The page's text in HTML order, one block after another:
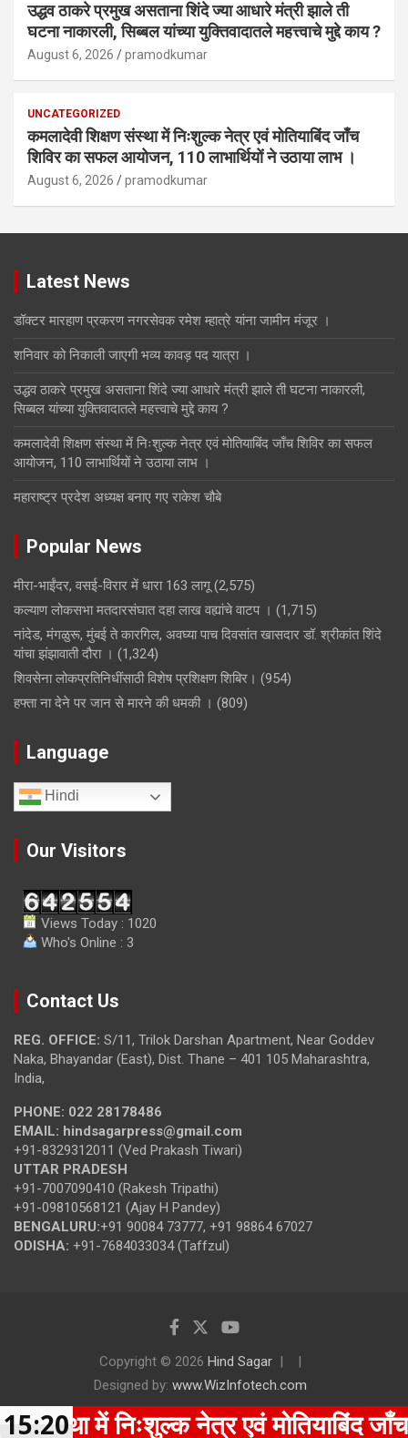
उद्धव ठाकरे प्रमुख असताना शिंदे ज्या आधारे मंत्री झाले ती
घटना नाकारली, सिब्बल यांच्या युक्तिवादातले महत्त्वाचे मुद्दे काय ?
August 6, 2026 pramodkumar
UNCATEGORIZED
कमलादेवी शिक्षण संस्था में निःशुल्क नेत्र एवं मोतियाबिंद जाँच
शिविर का सफल आयोजन, 110 लाभार्थियों ने उठाया लाभ ।
August 6, 2026 pramodkumar
Latest News
डॉक्टर मारहाण प्रकरण नगरसेवक रमेश म्हात्रे यांना जामीन मंजूर ।
शनिवार को निकाली जाएगी भव्य कावड़ पद यात्रा ।
उद्धव ठाकरे प्रमुख असताना शिंदे ज्या आधारे मंत्री झाले ती घटना नाकारली,
सिब्बल यांच्या युक्तिवादातले महत्त्वाचे मुद्दे काय ?
कमलादेवी शिक्षण संस्था में निःशुल्क नेत्र एवं मोतियाबिंद जाँच शिविर का सफल
आयोजन, 110 लाभार्थियों ने उठाया लाभ ।
महाराष्ट्र प्रदेश अध्यक्ष बनाए गए राकेश चौबे
Popular News
मीरा-भाईंदर, वसई-विरार में धारा 163 लागू (2,575)
कल्याण लोकसभा मतदारसंघात दहा लाख वह्यांचे वाटप । (1,715)
नांदेड, मंगळुरू, मुंबई ते कारगिल, अवघ्या पाच दिवसांत खासदार डॉ. श्रीकांत शिंदे
यांचा झंझावाती दौरा । (1,324)
शिवसेना लोकप्रतिनिधींसाठी विशेष प्रशिक्षण शिबिर। (954)
हफ्ता ना देने पर जान से मारने की धमकी । (809)
Language
Hindi
Our Visitors
Views Today : 1020
Who's Online : 3
Contact Us
REG. OFFICE: S/11, Trilok Darshan Apartment, Near Goddev
Naka, Bhayandar (East), Dist. Thane – 401 105 Maharashtra,
India,
PHONE: 022 28178486
EMAIL: hindsagarpress@gmail.com
+91-8329312011 (Ved Prakash Tiwari)
UTTAR PRADESH
+91-7007090410 (Rakesh Tripathi)
+91-09810568121 (Ajay H Pandey)
BENGALURU:+91 90084 73777, +91 98864 67027
ODISHA: +91-7684033034 (Taffzul)
Copyright © 2026 Hind Sagar
Designed by: www.WizInfotech.com
में निःशुल्क नेत्र एवं मोतियाबिंद जाँच
15:20